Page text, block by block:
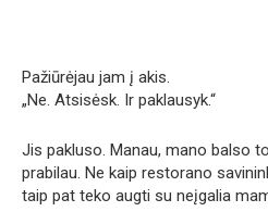
Pažiūrėjau jam į akis.
„Ne. Atsisėsk. Ir paklausyk.“
Jis pakluso. Manau, mano balso
prabilau. Ne kaip restorano
taip pat teko augti su neįgalia